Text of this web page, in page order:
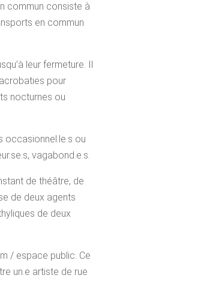
commun consiste à
en commun
leur fermeture. Il
pour
nocturnes ou
occasionnel.le.s ou
vagabond.e.s.
de théâtre, de
de deux agents
de deux
/ espace public. Ce
un.e artiste de rue